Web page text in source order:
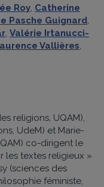
Roy, Catherine
Pasche Guignard,
, Valérie Irtanucci-
Vallières,
religions, UQAM),
UdeM) et Marie-
co-dirigent le
les textes religieux »
(sciences des
féministe,